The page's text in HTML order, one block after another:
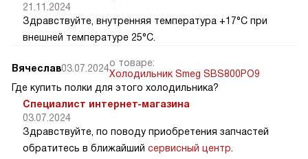
21.11.2024
Здравствуйте, внутренняя температура +17°C при
внешней температуре 25°C.
Вячеслав03.07.2024о товаре:
Холодильник Smeg SBS800PO9
Где купить полки для этого холодильника?
Специалист интернет-магазина
03.07.2024
Здравствуйте, по поводу приобретения запчастей
обратитесь в ближайший сервисный центр